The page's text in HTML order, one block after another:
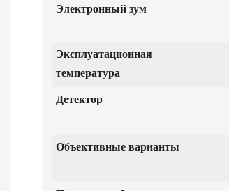
Электронный зум
Эксплуатационная
температура
Детектор
Объективные варианты